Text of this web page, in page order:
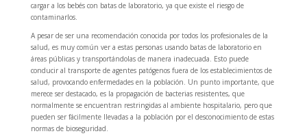
cargar a los bebés con batas de laboratorio, ya que existe el riesgo de
contaminarlos.
A pesar de ser una recomendación conocida por todos los profesionales de la
salud, es muy común ver a estas personas usando batas de laboratorio en
áreas públicas y transportándolas de manera inadecuada. Esto puede
conducir al transporte de agentes patógenos fuera de los establecimientos de
salud, provocando enfermedades en la población. Un punto importante, que
merece ser destacado, es la propagación de bacterias resistentes, que
normalmente se encuentran restringidas al ambiente hospitalario, pero que
pueden ser fácilmente llevadas a la población por el desconocimiento de estas
normas de bioseguridad.